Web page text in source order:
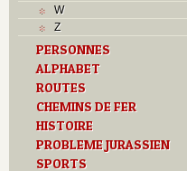
Z
W
Z
PERSONNES
ALPHABET
ROUTES
CHEMINS DE FER
HISTOIRE
PROBLEME JURASSIEN
SPORTS